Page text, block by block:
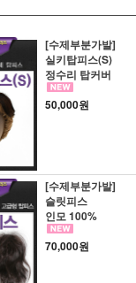
[수제부분가발]
실키탑피스(S)
정수리 탑커버
50,000원
[수제부분가발]
슬릿피스
인모 100%
70,000원